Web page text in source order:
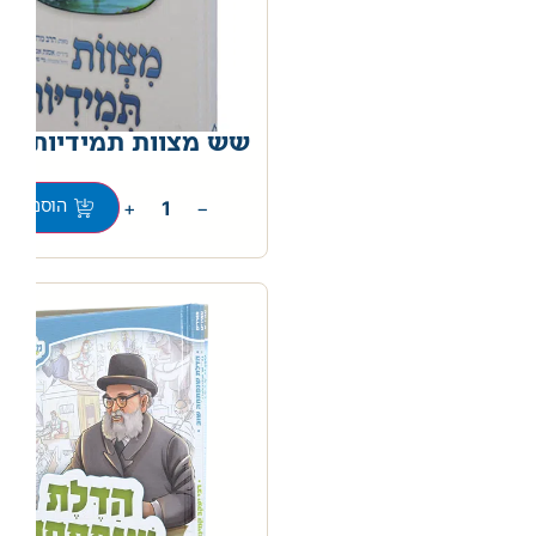
שש מצוות תמידיות
−
+ הוספה